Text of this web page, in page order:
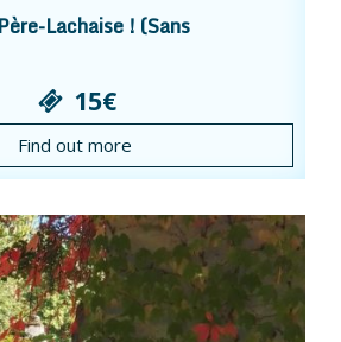
Lachaise ! (Sans
15€
Find out more